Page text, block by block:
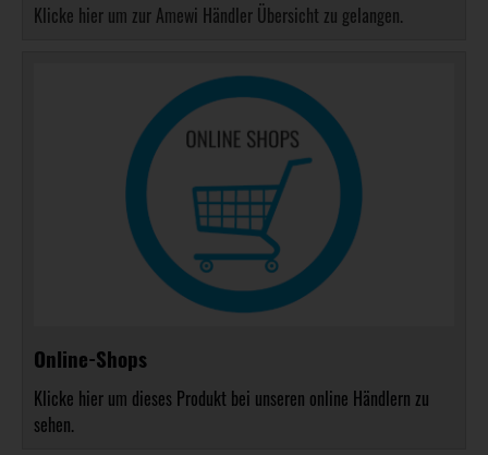
Klicke hier um zur Amewi Händler Übersicht zu gelangen.
Online-Shops
Klicke hier um dieses Produkt bei unseren online Händlern zu
sehen.